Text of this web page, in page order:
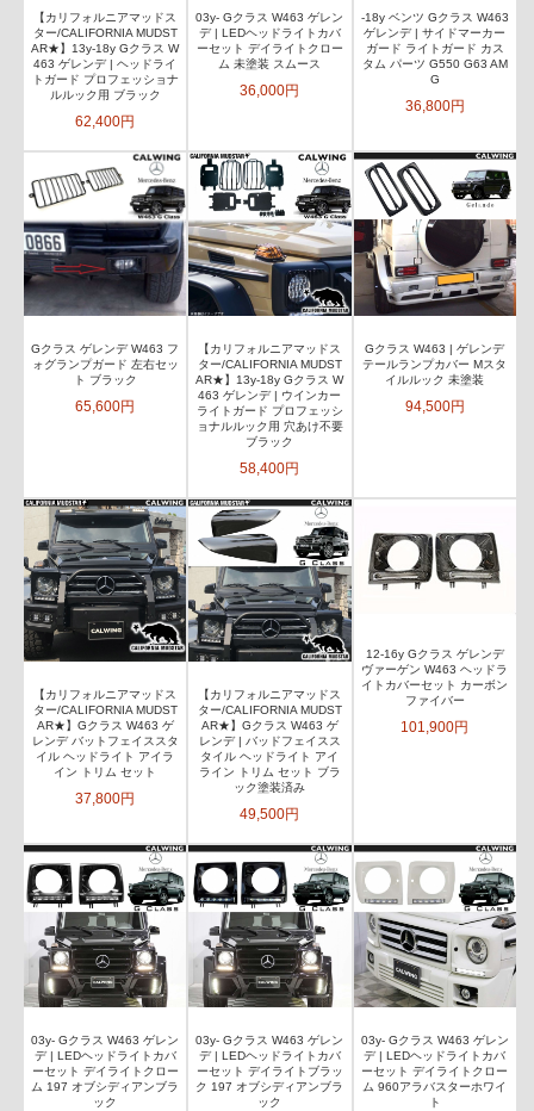
【カリフォルニアマッドス
ター/CALIFORNIA MUDST
AR★】13y-18y Gクラス W
463 ゲレンデ | ヘッドライ
トガード プロフェッショナ
ルルック用 ブラック
62,400円
03y- Gクラス W463 ゲレン
デ | LEDヘッドライトカバ
ーセット デイライトクロー
ム 未塗装 スムース
36,000円
-18y ベンツ Gクラス W463
ゲレンデ | サイドマーカー
ガード ライトガード カス
タム パーツ G550 G63 AM
G
36,800円
Gクラス ゲレンデ W463 フ
ォグランプガード 左右セッ
ト ブラック
65,600円
【カリフォルニアマッドス
ター/CALIFORNIA MUDST
AR★】13y-18y Gクラス W
463 ゲレンデ | ウインカー
ライトガード プロフェッシ
ョナルルック用 穴あけ不要
ブラック
58,400円
Gクラス W463 | ゲレンデ
テールランプカバー Mスタ
イルルック 未塗装
94,500円
【カリフォルニアマッドス
ター/CALIFORNIA MUDST
AR★】Gクラス W463 ゲ
レンデ バットフェイススタ
イル ヘッドライト アイラ
イン トリム セット
37,800円
【カリフォルニアマッドス
ター/CALIFORNIA MUDST
AR★】Gクラス W463 ゲ
レンデ | バッドフェイスス
タイル ヘッドライト アイ
ライン トリム セット ブラ
ック塗装済み
49,500円
12-16y Gクラス ゲレンデ
ヴァーゲン W463 ヘッドラ
イトカバーセット カーボン
ファイバー
101,900円
03y- Gクラス W463 ゲレン
デ | LEDヘッドライトカバ
ーセット デイライトクロー
ム 197 オブシディアンブラ
ック
03y- Gクラス W463 ゲレン
デ | LEDヘッドライトカバ
ーセット デイライトブラッ
ク 197 オブシディアンブラ
ック
03y- Gクラス W463 ゲレン
デ | LEDヘッドライトカバ
ーセット デイライトクロー
ム 960アラバスターホワイ
ト